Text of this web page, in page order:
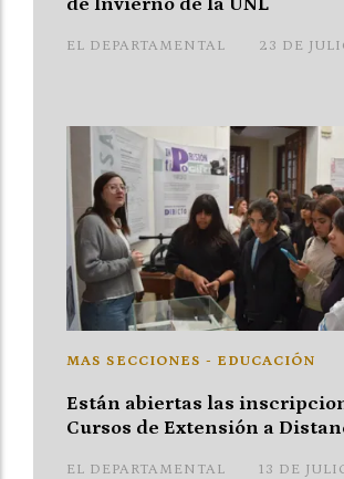
de Invierno de la UNL
EL DEPARTAMENTAL 23 DE
Están abiertas las
Cursos de Extensión a
EL DEPARTAMENTAL
MAS SECCIONES - EDUCACIÓN
13 DE